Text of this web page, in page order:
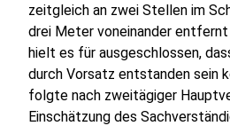
zeitgleich an zwei Stellen im
drei Meter voneinander
hielt es für ausgeschlossen,
durch Vorsatz entstanden sein
folgte nach zweitägiger
Einschätzung des